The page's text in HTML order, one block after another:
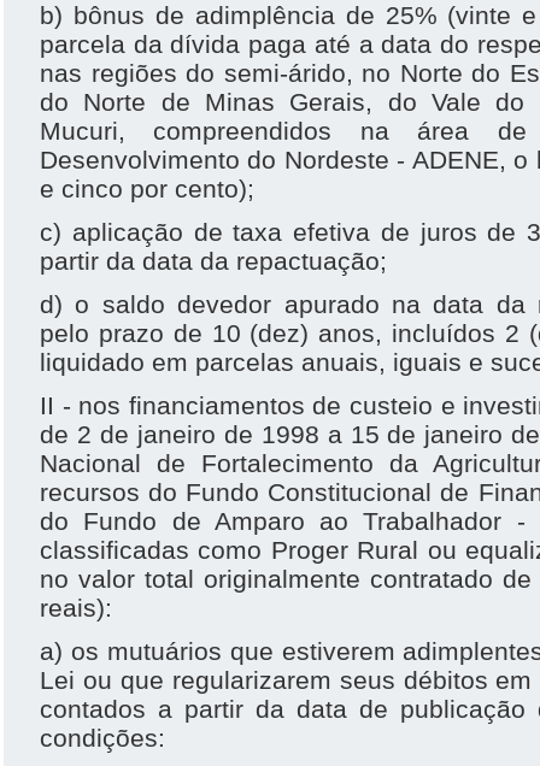
b) bônus de adimplência de 25% (vinte
parcela da dívida paga até a data do
nas regiões do semi-árido, no Norte do
do Norte de Minas Gerais, do Vale do
Mucuri, compreendidos na área
Desenvolvimento do Nordeste - ADENE,
e cinco por cento);
c) aplicação de taxa efetiva de juros de
partir da data da repactuação;
d) o saldo devedor apurado na data da
pelo prazo de 10 (dez) anos, incluídos 2
liquidado em parcelas anuais, iguais e
II - nos financiamentos de custeio e
de 2 de janeiro de 1998 a 15 de janeiro
Nacional de Fortalecimento da
recursos do Fundo Constitucional de
do Fundo de Amparo ao Trabalhador -
classificadas como Proger Rural ou
no valor total originalmente contratado
reais):
a) os mutuários que estiverem
Lei ou que regularizarem seus débitos
contados a partir da data de
condições: